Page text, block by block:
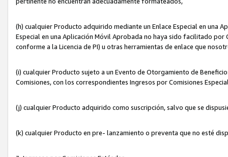
(h) cualquier Producto adquirido mediante un Enlace Especial en una
Especial en una Aplicación Móvil Aprobada no haya sido facilitado
conforme a la Licencia de PI) u otras herramientas de enlace que
(i) cualquier Producto sujeto a un Evento de Otorgamiento de
Comisiones, con los correspondientes Ingresos por Comisiones
(j) cualquier Producto adquirido como suscripción, salvo que se
(k) cualquier Producto en pre- lanzamiento o preventa que no esté